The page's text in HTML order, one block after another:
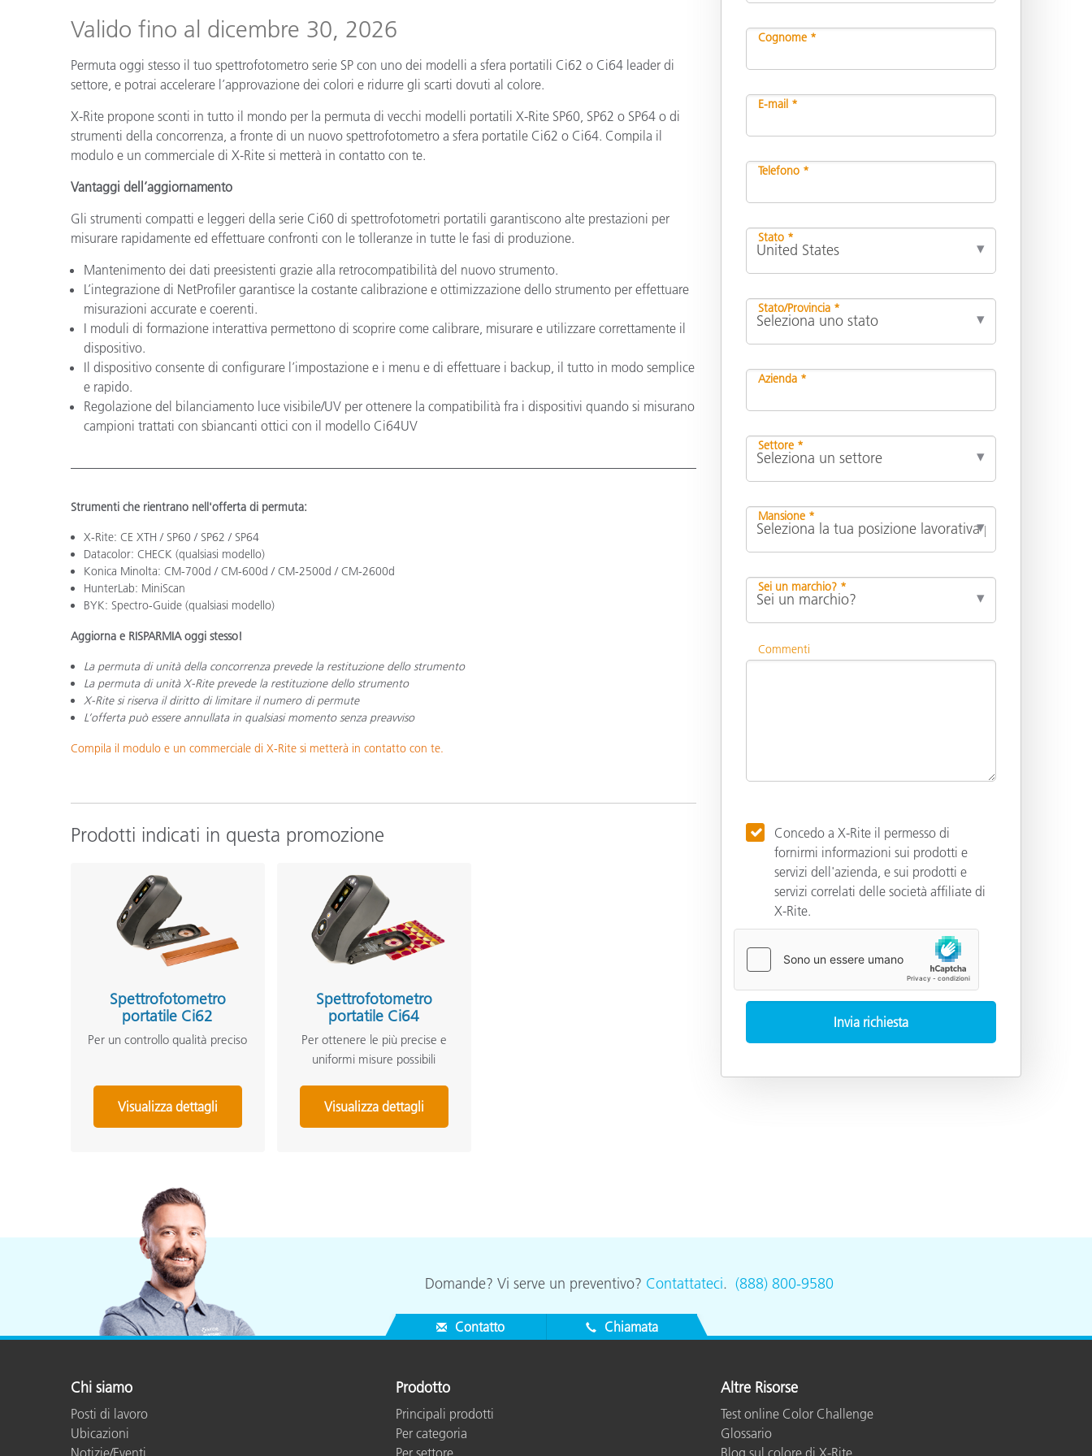
Materiali per l’edilizia
Valido fino al dicembre 30, 2026
Permuta oggi stesso il tuo spettrofotometro serie SP con uno dei modelli a sfera portatili Ci62 o Ci64 leader di
settore, e potrai accelerare l’approvazione dei colori e ridurre gli scarti dovuti al colore.
X-Rite propone sconti in tutto il mondo per la permuta di vecchi modelli portatili X-Rite SP60, SP62 o SP64 o di
strumenti della concorrenza, a fronte di un nuovo spettrofotometro a sfera portatile Ci62 o Ci64. Compila il
modulo e un commerciale di X-Rite si metterà in contatto con te.
Vantaggi dell’aggiornamento
Gli strumenti compatti e leggeri della serie Ci60 di spettrofotometri portatili garantiscono alte prestazioni per
misurare rapidamente ed effettuare confronti con le tolleranze in tutte le fasi di produzione.
Mantenimento dei dati preesistenti grazie alla retrocompatibilità del nuovo strumento.
L’integrazione di NetProfiler garantisce la costante calibrazione e ottimizzazione dello strumento per effettuare
misurazioni accurate e coerenti.
I moduli di formazione interattiva permettono di scoprire come calibrare, misurare e utilizzare correttamente il
dispositivo.
Il dispositivo consente di configurare l’impostazione e i menu e di effettuare i backup, il tutto in modo semplice
e rapido.
Regolazione del bilanciamento luce visibile/UV per ottenere la compatibilità fra i dispositivi quando si misurano
campioni trattati con sbiancanti ottici con il modello Ci64UV
Strumenti che rientrano nell'offerta di permuta:
X-Rite: CE XTH / SP60 / SP62 / SP64
Datacolor: CHECK (qualsiasi modello)
Konica Minolta: CM-700d / CM-600d / CM-2500d / CM-2600d
HunterLab: MiniScan
BYK: Spectro-Guide (qualsiasi modello)
Aggiorna e RISPARMIA oggi stesso!
La permuta di unità della concorrenza prevede la restituzione dello strumento
La permuta di unità X-Rite prevede la restituzione dello strumento
X-Rite si riserva il diritto di limitare il numero di permute
L’offerta può essere annullata in qualsiasi momento senza preavviso
Compila il modulo e un commerciale di X-Rite si metterà in contatto con te.
Prodotti indicati in questa promozione
Spettrofotometro
portatile Ci62
Per un controllo qualità preciso
Visualizza dettagli
Spettrofotometro
portatile Ci64
Per ottenere le più precise e
uniformi misure possibili
Visualizza dettagli
Cognome *
E-mail *
Telefono *
Stato *
Stato/Provincia *
Azienda *
Settore *
Mansione *
Sei un marchio? *
Commenti
Concedo a X-Rite il permesso di
fornirmi informazioni sui prodotti e
servizi dell'azienda, e sui prodotti e
servizi correlati delle società affiliate di
X-Rite.
Domande? Vi serve un preventivo? Contattateci. (888) 800-9580
Contatto Chiamata
Chi siamo
Posti di lavoro
Ubicazioni
Prodotto
Principali prodotti
Per categoria
Altre Risorse
Test online Color Challenge
Glossario